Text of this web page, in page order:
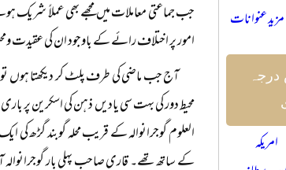
جب جماعتی معاملات میں مجھے بھی عملاً‌ شریک
امور پر اختلاف رائے کے باوجود ان کی عقیدت
آج جب ماضی کی طرف پلٹ کر دیکھتا ہوں تو
محیط دور کی بہت سی یادیں ذہن کی اسکرین پر
العلوم گوجرانوالہ کے قریب محلہ گوبند
کے ساتھ تھے۔ قاری صاحب پہلی بار گوجرانوالہ
عنوانات
امریکہ